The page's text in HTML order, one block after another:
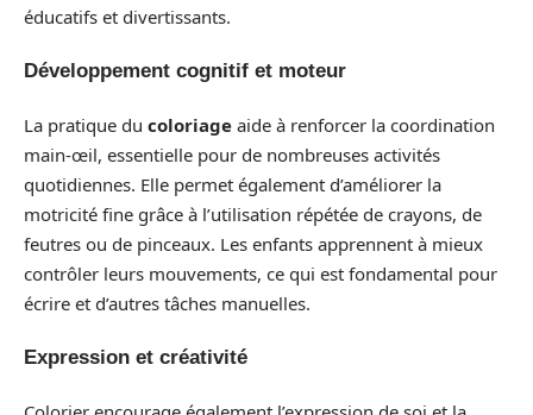
éducatifs et divertissants.
Développement cognitif et moteur
La pratique du coloriage aide à renforcer la coordination
main-œil, essentielle pour de nombreuses activités
quotidiennes. Elle permet également d’améliorer la
motricité fine grâce à l’utilisation répétée de crayons, de
feutres ou de pinceaux. Les enfants apprennent à mieux
contrôler leurs mouvements, ce qui est fondamental pour
écrire et d’autres tâches manuelles.
Expression et créativité